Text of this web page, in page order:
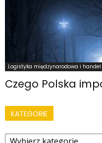
Logistyka międzynarodowa i
Czego Polska
KATEGORIE
Kategorie